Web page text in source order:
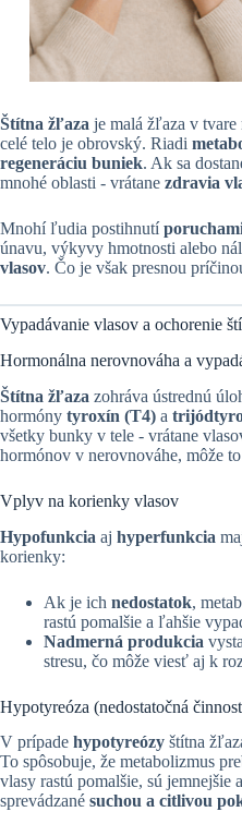
Štítna žľaza je malá žľaza v
celé telo je obrovský. Riadi
regeneráciu buniek. Ak sa
mnohé oblasti - vrátane zdravia
Mnohí ľudia postihnutí
únavu, výkyvy hmotnosti alebo
vlasov. Čo je však presnou
Vypadávanie vlasov a ochorenie
Hormonálna nerovnováha a
Štítna žľaza zohráva ústrednú
hormóny tyroxín (T4) a
všetky bunky v tele - vrátane
hormónov v nerovnováhe, môže
Vplyv na korienky vlasov
Hypofunkcia aj hyperfunkcia
korienky:
Ak je ich nedostatok,
rastú pomalšie a ľahšie
Nadmerná produkcia
stresu, čo môže viesť aj k
Hypotyreóza (nedostatočná
V prípade hypotyreózy štítna
To spôsobuje, že metabolizmus
vlasy rastú pomalšie, sú jemnejšie
sprevádzané suchou a citlivou